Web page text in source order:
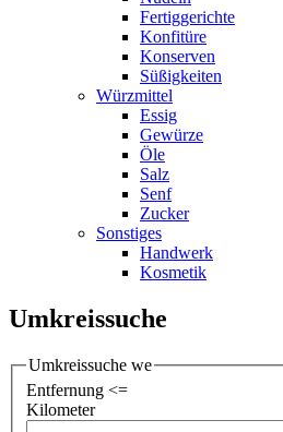
Fertiggerichte
Konfitüre
Konserven
Süßigkeiten
Würzmittel
Essig
Gewürze
Öle
Salz
Senf
Zucker
Sonstiges
Handwerk
Kosmetik
Umkreissuche
Umkreissuche we
Entfernung <=
Kilometer